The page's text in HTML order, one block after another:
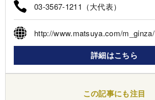
03-3567-1211（大代表）
http://www.matsuya.com/m_ginza/
詳細はこちら
この記事にも注目